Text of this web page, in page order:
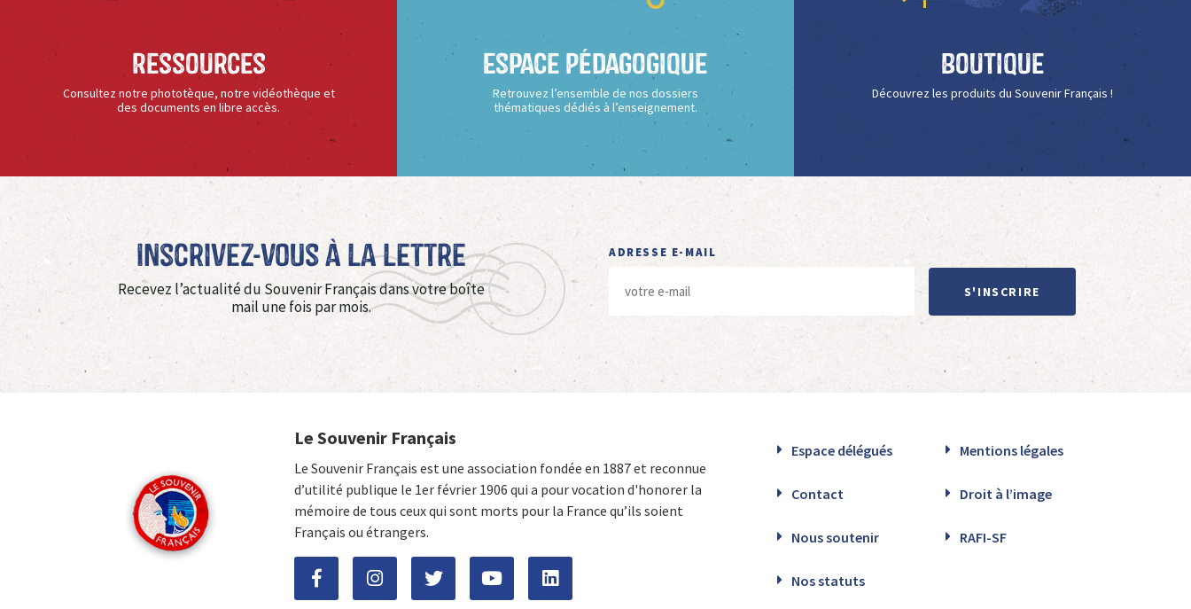
Ressources
Consultez notre phototèque, notre vidéothèque et
des documents en libre accès.
Espace Pédagogique
Retrouvez l’ensemble de nos dossiers
thématiques dédiés à l’enseignement.
Boutique
Découvrez les produits du Souvenir Français !
Inscrivez-vous à La Lettre
Recevez l’actualité du Souvenir Français dans votre boîte
mail une fois par mois.
ADRESSE E-MAIL
S'INSCRIRE
Le Souvenir Français
Le Souvenir Français est une association fondée en 1887 et reconnue
d’utilité publique le 1er février 1906 qui a pour vocation d'honorer la
mémoire de tous ceux qui sont morts pour la France qu’ils soient
Français ou étrangers.
Espace délégués Mentions légales
Contact Droit à l’image
Nous soutenir RAFI-SF
Nos statuts